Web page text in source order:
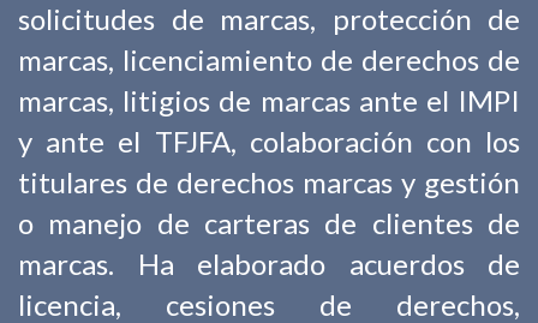
solicitudes de marcas, protección de
marcas, licenciamiento de derechos de
marcas, litigios de marcas ante el IMPI
y ante el TFJFA, colaboración con los
titulares de derechos marcas y gestión
o manejo de carteras de clientes de
marcas. Ha elaborado acuerdos de
licencia, cesiones de derechos,